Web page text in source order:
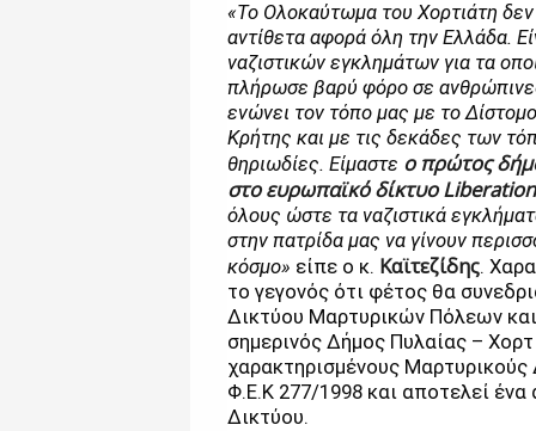
«Το Ολοκαύτωμα του Χορτιάτη δεν
αντίθετα αφορά όλη την Ελλάδα.
ναζιστικών εγκλημάτων για τα
πλήρωσε βαρύ φόρο σε
ενώνει τον τόπο μας με το
Κρήτης και με τις δεκάδες των
θηριωδίες. Είμαστε ο πρώτος
στο ευρωπαϊκό δίκτυο
όλους ώστε τα ναζιστικά
στην πατρίδα μας να γίνουν
κόσμο» είπε ο κ. Καϊτεζίδης.
το γεγονός ότι φέτος θα
Δικτύου Μαρτυρικών Πόλεων
σημερινός Δήμος Πυλαίας –
χαρακτηρισμένους
Φ.Ε.Κ 277/1998 και αποτελεί ένα
Δικτύου.